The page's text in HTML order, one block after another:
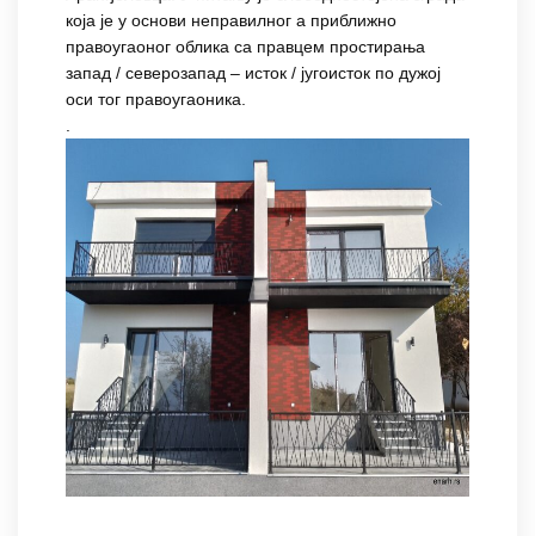
која је у основи неправилног а приближно
правоугаоног облика са правцем простирања
запад / северозапад – исток / југоисток по дужој
оси тог правоугаоника.
.